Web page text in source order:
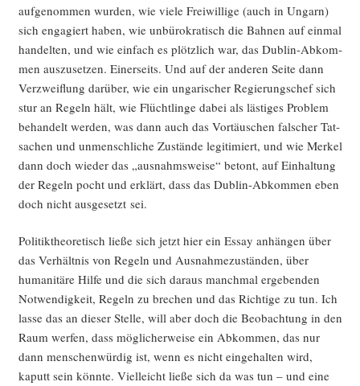
auf­ge­nom­men wur­den, wie vie­le Frei­wil­li­ge (auch in Ungarn)
sich enga­giert haben, wie unbü­ro­kra­tisch die Bah­nen auf ein­mal
han­del­ten, und wie ein­fach es plötz­lich war, das Dub­lin-Abkom­
men aus­zu­set­zen. Einer­seits. Und auf der ande­ren Sei­te dann
Ver­zweif­lung dar­über, wie ein unga­ri­scher Regie­rungs­chef sich
stur an Regeln hält, wie Flücht­lin­ge dabei als läs­ti­ges Pro­blem
behan­delt wer­den, was dann auch das Vor­täu­schen fal­scher Tat­
sa­chen und unmensch­li­che Zustän­de legi­ti­miert, und wie Mer­kel
dann doch wie­der das „aus­nahms­wei­se“ betont, auf Ein­hal­tung
der Regeln pocht und erklärt, dass das Dub­lin-Abkom­men eben
doch nicht aus­ge­setzt sei.
Poli­tik­theo­re­tisch lie­ße sich jetzt hier ein Essay anhän­gen über
das Ver­hält­nis von Regeln und Aus­nah­me­zu­stän­den, über
huma­ni­tä­re Hil­fe und die sich dar­aus manch­mal erge­ben­den
Not­wen­dig­keit, Regeln zu bre­chen und das Rich­ti­ge zu tun. Ich
las­se das an die­ser Stel­le, will aber doch die Beob­ach­tung in den
Raum wer­fen, dass mög­li­cher­wei­se ein Abkom­men, das nur
dann men­schen­wür­dig ist, wenn es nicht ein­ge­hal­ten wird,
kaputt sein könn­te. Viel­leicht lie­ße sich da was tun – und eine